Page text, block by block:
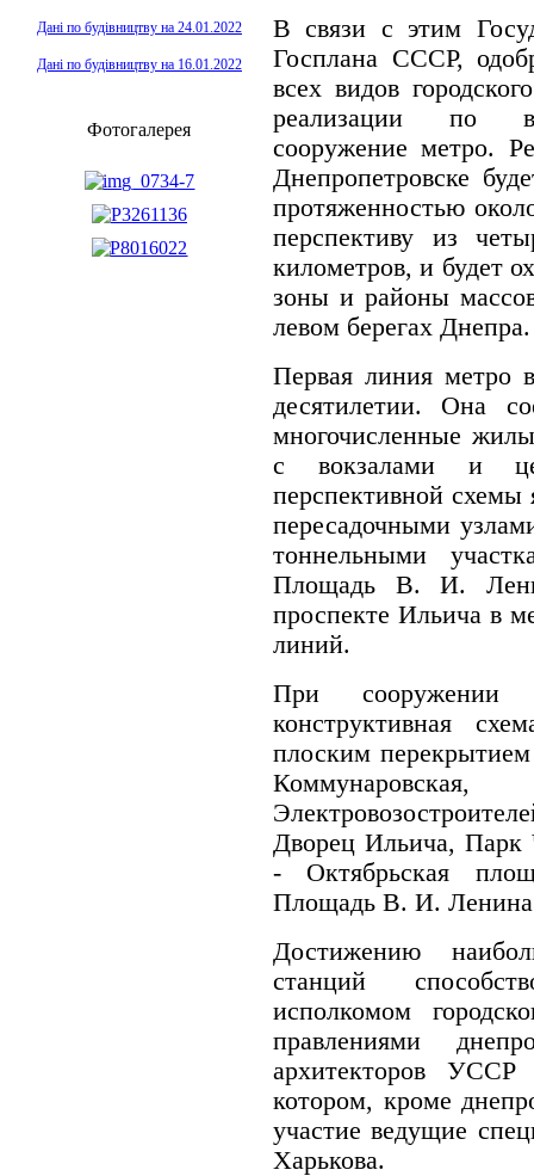
Дані по будівництву на 24.01.2022
Дані по будівництву на 16.01.2022
Фотогалерея
В связи с этим
Госплана СССР,
всех видов
реализации по
сооружение метро.
Днепропетровске
протяженностью
перспективу из
километров, и будет
зоны и районы
левом берегах Днепра.
Первая линия метро
десятилетии. Она
многочисленные
с вокзалами и
перспективной схемы
пересадочными
тоннельными
Площадь В. И.
проспекте Ильича в
линий.
При сооружении
конструктивная
плоским
Дворец Ильича, Парк
- Октябрьская
Площадь В. И.
Достижению
станций
исполкомом
правлениями
архитекторов
котором, кроме
участие ведущие
Харькова.